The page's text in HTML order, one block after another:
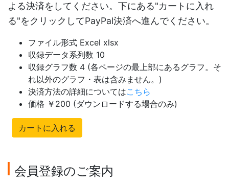
よる決済をしてください。下にある"カートに入れ
る"をクリックしてPayPal決済へ進んでください。
ファイル形式 Excel xlsx
収録データ系列数 10
収録グラフ数 4 (各ページの最上部にあるグラフ。そ
れ以外のグラフ・表は含みません。)
決済方法の詳細についてはこちら
価格 ￥200 (ダウンロードする場合のみ)
カートに入れる
会員登録のご案内